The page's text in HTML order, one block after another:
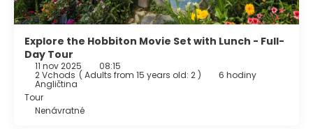
Hamurana.
• Jazerá. Nábrežie jazera má malebnú promenádu, z ktorej
Explore the Hobbiton Movie Set with Lunch - Full-
Day Tour
11 nov 2025 08:15
2 Vchods ( Adults from 15 years old: 2 ) 6 hodiny
Angličtina
Tour
Nenávratné